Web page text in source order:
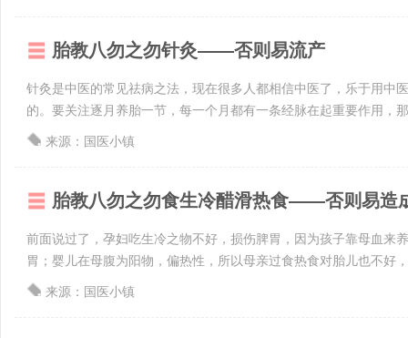
胎教八勿之勿针灸——否则易流产
针灸是中医的常见祛病之法，现在很多人都相信中医了，乐于用中
的。要关注逐月养胎一节，每一个月都有一条经脉在起重要作用，
来源：国医小镇
胎教八勿之勿食生冷醋滑热食——否则易造
前面说过了，孕妇吃生冷之物不好，损伤脾胃，因为孩子靠母血来
胃；婴儿在母腹为阳物，偏热性，所以母亲过食热食对胎儿也不好
来源：国医小镇